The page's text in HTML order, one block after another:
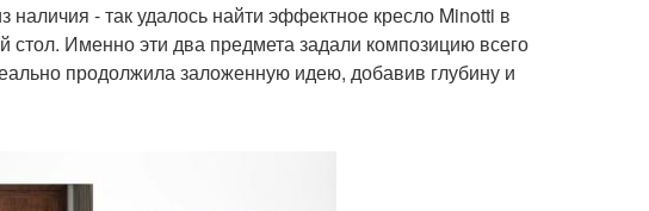
- так удалось найти эффектное кресло Minotti в
стол. Именно эти два предмета задали композицию всего
продолжила заложенную идею, добавив глубину и